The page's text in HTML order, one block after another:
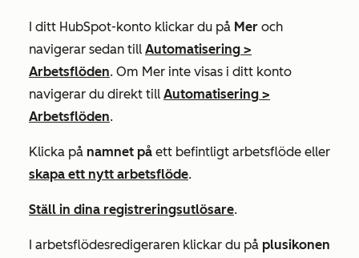
I ditt HubSpot-konto klickar du på Mer och
navigerar sedan till Automatisering >
Arbetsflöden. Om Mer inte visas i ditt konto
navigerar du direkt till Automatisering >
Arbetsflöden.
Klicka på namnet på ett befintligt arbetsflöde eller
skapa ett nytt arbetsflöde.
Ställ in dina registreringsutlösare.
I arbetsflödesredigeraren klickar du på plusikonen